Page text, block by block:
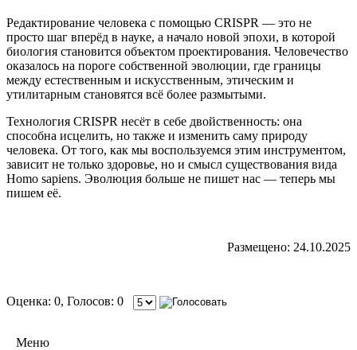
Редактирование человека с помощью CRISPR — это не
просто шаг вперёд в науке, а начало новой эпохи, в которой
биология становится объектом проектирования. Человечество
оказалось на пороге собственной эволюции, где границы
между естественным и искусственным, этическим и
утилитарным становятся всё более размытыми.
Технология CRISPR несёт в себе двойственность: она
способна исцелить, но также и изменить саму природу
человека. От того, как мы воспользуемся этим инструментом,
зависит не только здоровье, но и смысл существования вида
Homo sapiens. Эволюция больше не пишет нас — теперь мы
пишем её.
Размещено: 24.10.2025
Оценка: 0, Голосов: 0
Меню